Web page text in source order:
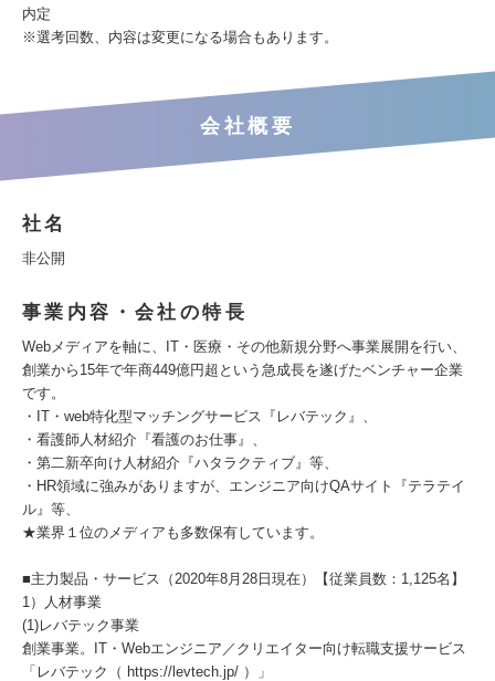
内定
※選考回数、内容は変更になる場合もあります。
会社概要
社名
非公開
事業内容・会社の特長
Webメディアを軸に、IT・医療・その他新規分野へ事業展開を行い、
創業から15年で年商449億円超という急成長を遂げたベンチャー企業
です。
・IT・web特化型マッチングサービス『レバテック』、
・看護師人材紹介『看護のお仕事』、
・第二新卒向け人材紹介『ハタラクティブ』等、
・HR領域に強みがありますが、エンジニア向けQAサイト『テラテイ
ル』等、
★業界１位のメディアも多数保有しています。
■主力製品・サービス（2020年8月28日現在）【従業員数：1,125名】
1）人材事業
(1)レバテック事業
創業事業。IT・Webエンジニア／クリエイター向け転職支援サービス
「レバテック（ https://levtech.jp/ ）」